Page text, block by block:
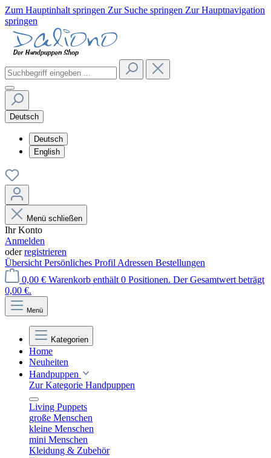
Zum Hauptinhalt springen Zur Suche springen Zur Hauptnavigation
springen
Deutsch
Deutsch
English
Menü schließen
Ihr Konto
Anmelden
oderregistrieren
Übersicht Persönliches Profil Adressen Bestellungen
0,00 € Warenkorb enthält 0 Positionen. Der Gesamtwert beträgt
0,00 €.
Menü
Kategorien
Home
Neuheiten
Handpuppen
Zur Kategorie Handpuppen
Living Puppets
große Menschen
kleine Menschen
mini Menschen
Kleidung & Zubehör